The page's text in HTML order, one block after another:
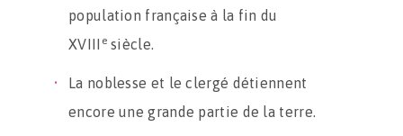
population française à la fin du
XVIII esiècle.
La noblesse et le clergé détiennent
encore une grande partie de la terre.